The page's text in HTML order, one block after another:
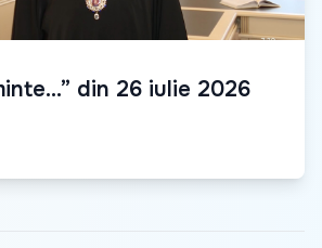
din 26 iulie 2026